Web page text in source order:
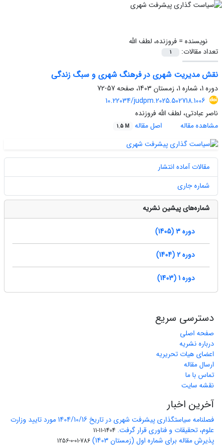
نویسنده =فروزنده، لطف الله
تعداد مقالات:
1
نقش مدیریت شهری در فرهنگ شهری و سبگ زندگی
دوره 1، شماره 1، زمستان 1403، صفحه
57-72
10.22034/judpm.2025.502718.1006
ناصر عبادتی، لطف الله فروزنده
مشاهده مقاله
اصل مقاله 1.5 M
مقالات آماده انتشار
شماره جاری
شماره‌های پیشین نشریه
دوره 3 (1405)
دوره 2 (1404)
دوره 1 (1403)
دسترسی سریع
صفحه اصلی
درباره نشریه
اعضای هیات تحریریه
ارسال مقاله
تماس با ما
نقشه سایت
آخرین اخبار
فصلنامه سیاستگذاری پیشرفت شهری در تاریخ 1404/10/16 مورد تایید وزارت
علوم، تحقیقات و فناوری قرار گرفت. 1404-11-11
پذیرش مقاله برای شماره اول (زمستان 1403) 786-01-0-1256